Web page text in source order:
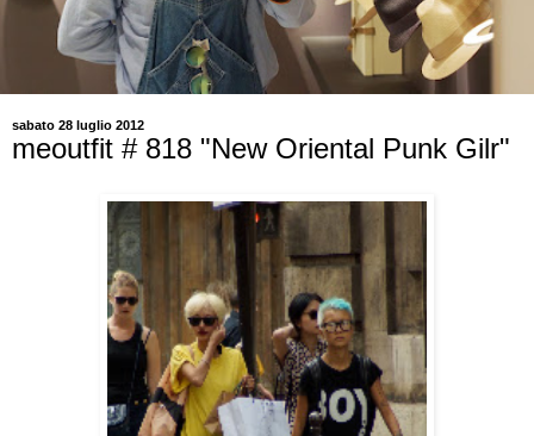
sabato 28 luglio 2012
meoutfit # 818 "New Oriental Punk Gilr"